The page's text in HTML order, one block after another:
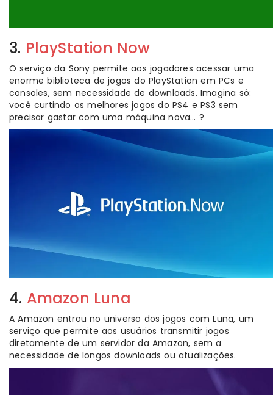
3. PlayStation Now
O serviço da Sony permite aos jogadores acessar uma
enorme biblioteca de jogos do PlayStation em PCs e
consoles, sem necessidade de downloads. Imagina só:
você curtindo os melhores jogos do PS4 e PS3 sem
precisar gastar com uma máquina nova… ?
4. Amazon Luna
A Amazon entrou no universo dos jogos com Luna, um
serviço que permite aos usuários transmitir jogos
diretamente de um servidor da Amazon, sem a
necessidade de longos downloads ou atualizações.